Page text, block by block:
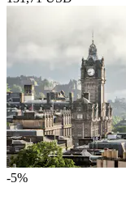
-5%